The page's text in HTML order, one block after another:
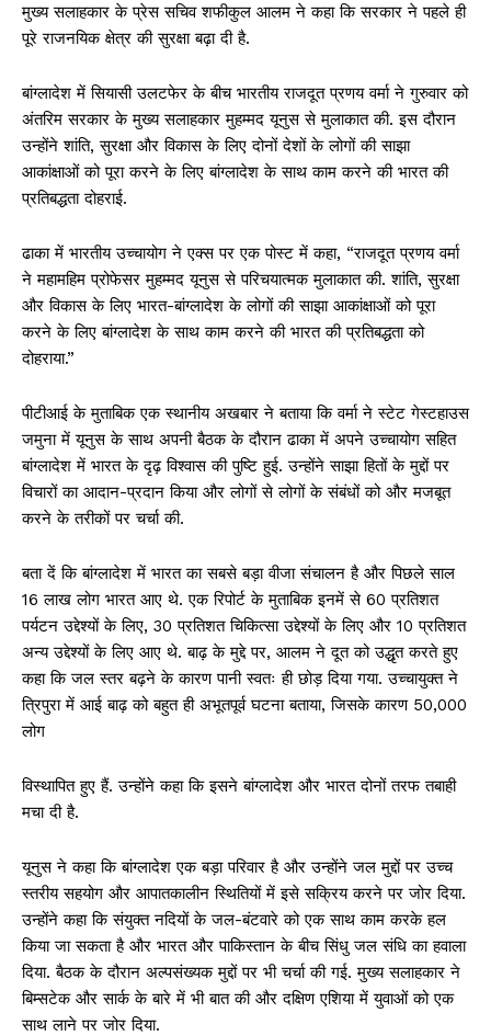
मुख्य सलाहकार के प्रेस सचिव शफीकुल आलम ने कहा कि सरकार ने पहले ही
पूरे राजनयिक क्षेत्र की सुरक्षा बढ़ा दी है.
बांग्लादेश में सियासी उलटफेर के बीच भारतीय राजदूत प्रणय वर्मा ने गुरुवार को
अंतरिम सरकार के मुख्य सलाहकार मुहम्मद यूनुस से मुलाकात की. इस दौरान
उन्होंने शांति, सुरक्षा और विकास के लिए दोनों देशों के लोगों की साझा
आकांक्षाओं को पूरा करने के लिए बांग्लादेश के साथ काम करने की भारत की
प्रतिबद्धता दोहराई.
ढाका में भारतीय उच्चायोग ने एक्स पर एक पोस्ट में कहा, “राजदूत प्रणय वर्मा
ने महामहिम प्रोफेसर मुहम्मद यूनुस से परिचयात्मक मुलाकात की. शांति, सुरक्षा
और विकास के लिए भारत-बांग्लादेश के लोगों की साझा आकांक्षाओं को पूरा
करने के लिए बांग्लादेश के साथ काम करने की भारत की प्रतिबद्धता को
दोहराया.”
पीटीआई के मुताबिक एक स्थानीय अखबार ने बताया कि वर्मा ने स्टेट गेस्टहाउस
जमुना में यूनुस के साथ अपनी बैठक के दौरान ढाका में अपने उच्चायोग सहित
बांग्लादेश में भारत के दृढ़ विश्वास की पुष्टि हुई. उन्होंने साझा हितों के मुद्दों पर
विचारों का आदान-प्रदान किया और लोगों से लोगों के संबंधों को और मजबूत
करने के तरीकों पर चर्चा की.
बता दें कि बांग्लादेश में भारत का सबसे बड़ा वीजा संचालन है और पिछले साल
16 लाख लोग भारत आए थे. एक रिपोर्ट के मुताबिक इनमें से 60 प्रतिशत
पर्यटन उद्देश्यों के लिए, 30 प्रतिशत चिकित्सा उद्देश्यों के लिए और 10 प्रतिशत
अन्य उद्देश्यों के लिए आए थे. बाढ़ के मुद्दे पर, आलम ने दूत को उद्धृत करते हुए
कहा कि जल स्तर बढ़ने के कारण पानी स्वतः ही छोड़ दिया गया. उच्चायुक्त ने
त्रिपुरा में आई बाढ़ को बहुत ही अभूतपूर्व घटना बताया, जिसके कारण 50,000
लोग
विस्थापित हुए हैं. उन्होंने कहा कि इसने बांग्लादेश और भारत दोनों तरफ तबाही
मचा दी है.
यूनुस ने कहा कि बांग्लादेश एक बड़ा परिवार है और उन्होंने जल मुद्दों पर उच्च
स्तरीय सहयोग और आपातकालीन स्थितियों में इसे सक्रिय करने पर जोर दिया.
उन्होंने कहा कि संयुक्त नदियों के जल-बंटवारे को एक साथ काम करके हल
किया जा सकता है और भारत और पाकिस्तान के बीच सिंधु जल संधि का हवाला
दिया. बैठक के दौरान अल्पसंख्यक मुद्दों पर भी चर्चा की गई. मुख्य सलाहकार ने
बिम्सटेक और सार्क के बारे में भी बात की और दक्षिण एशिया में युवाओं को एक
साथ लाने पर जोर दिया.